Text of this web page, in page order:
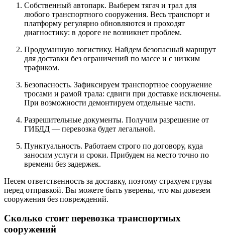
Собственный автопарк. Выберем тягач и трал для
любого транспортного сооружения. Весь транспорт и
платформу регулярно обновляются и проходят
диагностику: в дороге не возникнет проблем.
Продуманную логистику. Найдем безопасный маршрут
для доставки без ограничений по массе и с низким
трафиком.
Безопасность. Зафиксируем транспортное сооружение
тросами и рамой трала: сдвиги при доставке исключены.
При возможности демонтируем отдельные части.
Разрешительные документы. Получим разрешение от
ГИБДД — перевозка будет легальной.
Пунктуальность. Работаем строго по договору, куда
заносим услуги и сроки. Прибудем на место точно по
времени без задержек.
Несем ответственность за доставку, поэтому страхуем грузы
перед отправкой. Вы можете быть уверены, что мы довезем
сооружения без повреждений.
Сколько стоит перевозка транспортных
сооружений